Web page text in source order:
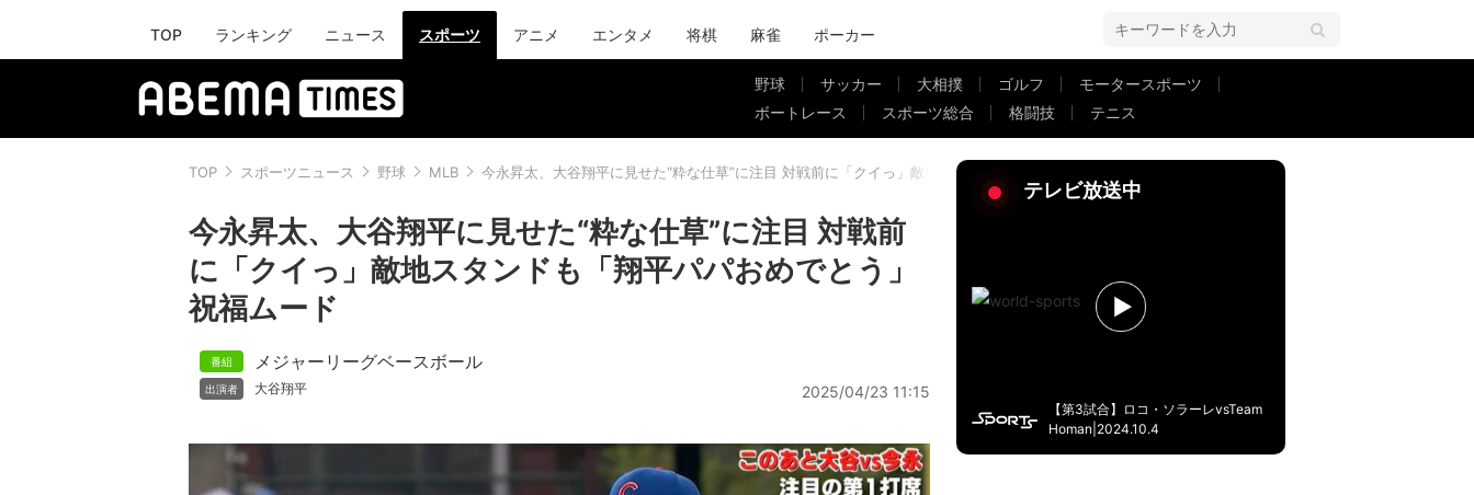
TOP ランキング ニュース スポーツ アニメ エンタメ 将棋 麻雀 ポーカー
野球 サッカー 大相撲 ゴルフ
モータースポーツ
ボートレース
スポーツ総合 格闘技 テニス
TOP スポーツニュース 野球 MLB 今永昇太、大谷翔平に見せた“粋な仕草”に注目 対戦前に「クイっ」敵地スタンドも「翔平パパおめでとう」祝福ムード
今永昇太、大谷翔平に見せた“粋な仕草”に注目 対戦前
に「クイっ」敵地スタンドも「翔平パパおめでとう」
祝福ムード
メジャーリーグベースボール
大谷翔平 2025/04/23 11:15
テレビ放送中
【第3試合】ロコ・ソラーレvsTeam
Homan|2024.10.4